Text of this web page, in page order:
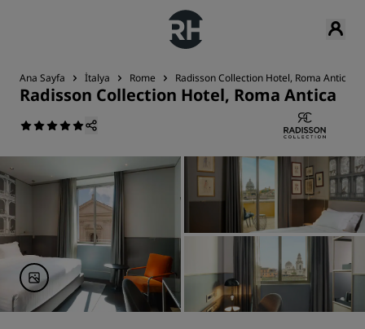
Ana Sayfa İtalya Rome Radisson Collection Hotel, Roma Antica
Radisson Collection Hotel, Roma Antica